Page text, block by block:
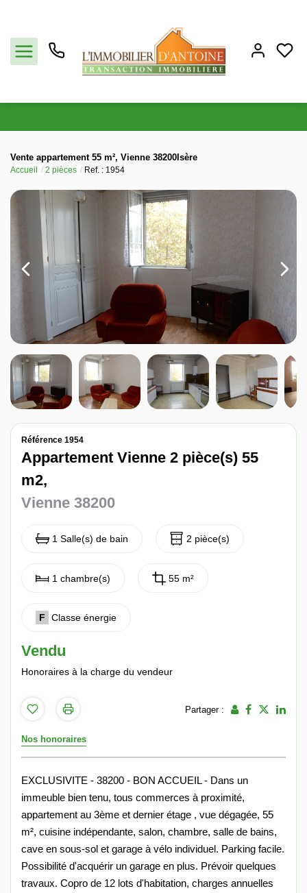
Vendre
Estimation
Notre agence
Partenaires
Nos avis
Contact
Vente appartement 55 m², Vienne 38200Isère
Accueil 2 pièces Ref. : 1954
Référence 1954
Appartement Vienne 2 pièce(s) 55
m2,
Vienne 38200
1 Salle(s) de bain 2 pièce(s)
1 chambre(s) 55 m²
F Classe énergie
Vendu
Honoraires à la charge du vendeur
Partager :
Nos honoraires
EXCLUSIVITE - 38200 - BON ACCUEIL - Dans un
immeuble bien tenu, tous commerces à proximité,
appartement au 3ème et dernier étage , vue dégagée, 55
m², cuisine indépendante, salon, chambre, salle de bains,
cave en sous-sol et garage à vélo individuel. Parking facile.
Possibilité d'acquérir un garage en plus. Prévoir quelques
travaux. Copro de 12 lots d'habitation, charges annuelles